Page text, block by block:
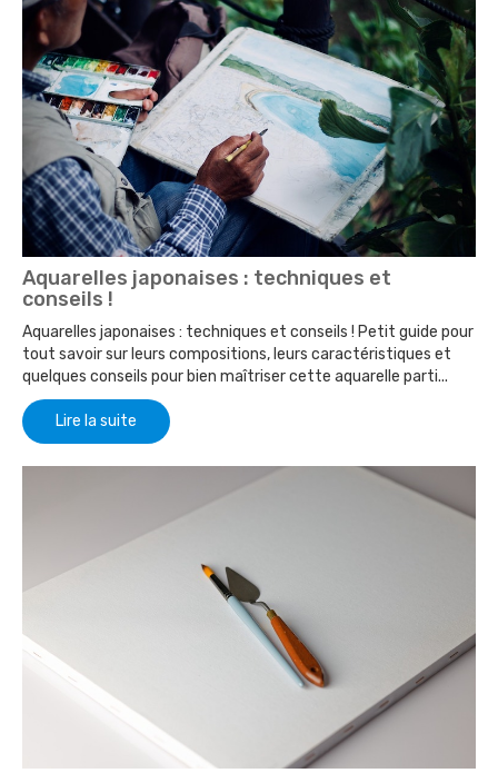
Aquarelles japonaises : techniques et
conseils !
Aquarelles japonaises : techniques et conseils ! Petit guide pour
tout savoir sur leurs compositions, leurs caractéristiques et
quelques conseils pour bien maîtriser cette aquarelle parti...
Lire la suite